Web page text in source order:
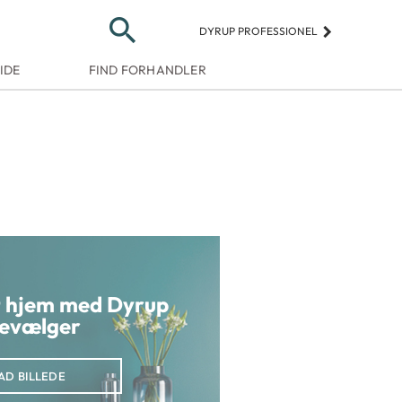
search DYRUP PROFESSIONELkeyboard_arrow_right
FIND FORHANDLER
med Dyrup
BILLEDE